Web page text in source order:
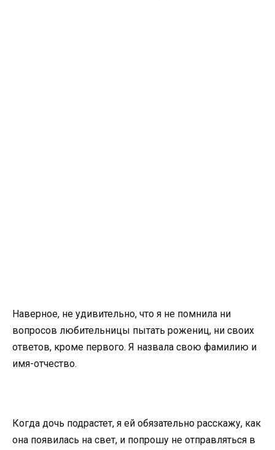
Наверное, не удивительно, что я не помнила ни
вопросов любительницы пытать рожениц, ни своих
ответов, кроме первого. Я назвала свою фамилию и
имя-отчество.
Когда дочь подрастет, я ей обязательно расскажу, как
она появилась на свет, и попрошу не отправляться в